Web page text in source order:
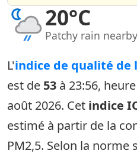
20°C
Patchy rain nearby
L'indice de qualité de
est de 53 à 23:56,
août 2026. Cet indice
estimé à partir de la
PM2,5. Selon la norme